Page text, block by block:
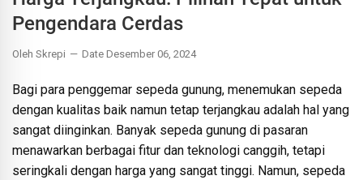
Pengendara Cerdas
Oleh Skrepi Date Desember 06, 2024
Bagi para penggemar sepeda gunung, menemukan sepeda
dengan kualitas baik namun tetap terjangkau adalah hal yang
sangat diinginkan. Banyak sepeda gunung di pasaran
menawarkan berbagai fitur dan teknologi canggih, tetapi
seringkali dengan harga yang sangat tinggi. Namun, sepeda